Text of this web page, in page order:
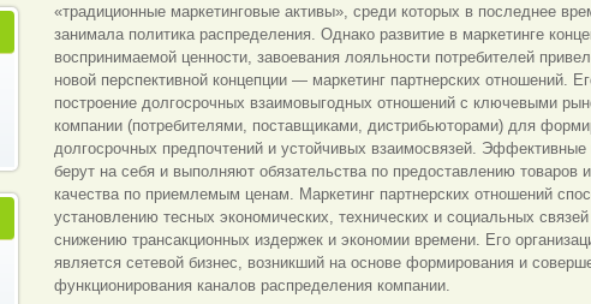
«традиционные маркетинговые активы», среди которых в последнее
занимала политика распределения. Однако развитие в маркетинге
воспринимаемой ценности, завоевания лояльности потребителей
новой перспективной концепции — маркетинг партнерских отношений.
построение долгосрочных взаимовыгодных отношений с ключевыми
компании (потребителями, поставщиками, дистрибьюторами) для
долгосрочных предпочтений и устойчивых взаимосвязей. Эффективные
берут на себя и выполняют обязательства по предоставлению товаров
качества по приемлемым ценам. Маркетинг партнерских отношений
установлению тесных экономических, технических и социальных
снижению трансакционных издержек и экономии времени. Его
является сетевой бизнес, возникший на основе формирования и
функционирования каналов распределения компании.